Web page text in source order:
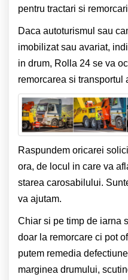
pentru tractari si
Daca autoturismul sau
imobilizat sau avariat,
in drum, Rolla 24 se va
remorcarea si transportul
Raspundem oricarei
ora, de locul in care va
starea carosabilului.
va ajutam.
Chiar si pe timp de iarna
doar la remorcare ci pot
putem remedia
marginea drumului,